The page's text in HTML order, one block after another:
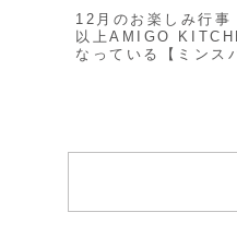
12月のお楽しみ行
以上AMIGO
なっている【ミンス